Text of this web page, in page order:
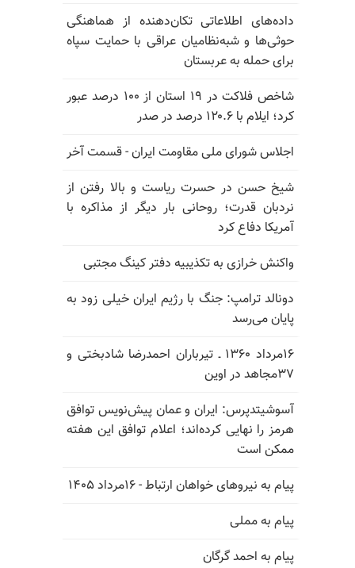
داده‌های اطلاعاتی تکان‌دهنده از هماهنگی
حوثی‌ها و شبه‌نظامیان عراقی با حمایت سپاه
برای حمله به عربستان
شاخص فلاکت در ۱۹ استان از ۱۰۰ درصد عبور
کرد؛ ایلام با ۱۲۰.۶ درصد در صدر
اجلاس شورای ملی مقاومت ایران - قسمت آخر
شیخ حسن در حسرت ریاست و بالا رفتن از
نردبان قدرت؛ روحانی بار دیگر از مذاکره با
آمریکا دفاع کرد
واکنش خرازی به تکذیبیه دفتر کینگ مجتبی
دونالد ترامپ: جنگ با رژیم ایران خیلی زود به
پایان می‌رسد
۱۶مرداد ۱۳۶۰ ـ تیرباران احمدرضا شادبختی و
۳۷مجاهد در اوین
آسوشیتدپرس: ایران و عمان پیش‌نویس توافق
هرمز را نهایی کرده‌اند؛ اعلام توافق این هفته
ممکن است
پیام به نیروهای خواهان ارتباط - ۱۶مرداد ۱۴۰۵
پیام به مملی
پیام به احمد گرگان